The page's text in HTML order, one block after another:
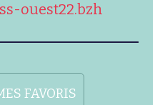
ouest22.bzh
FAVORIS